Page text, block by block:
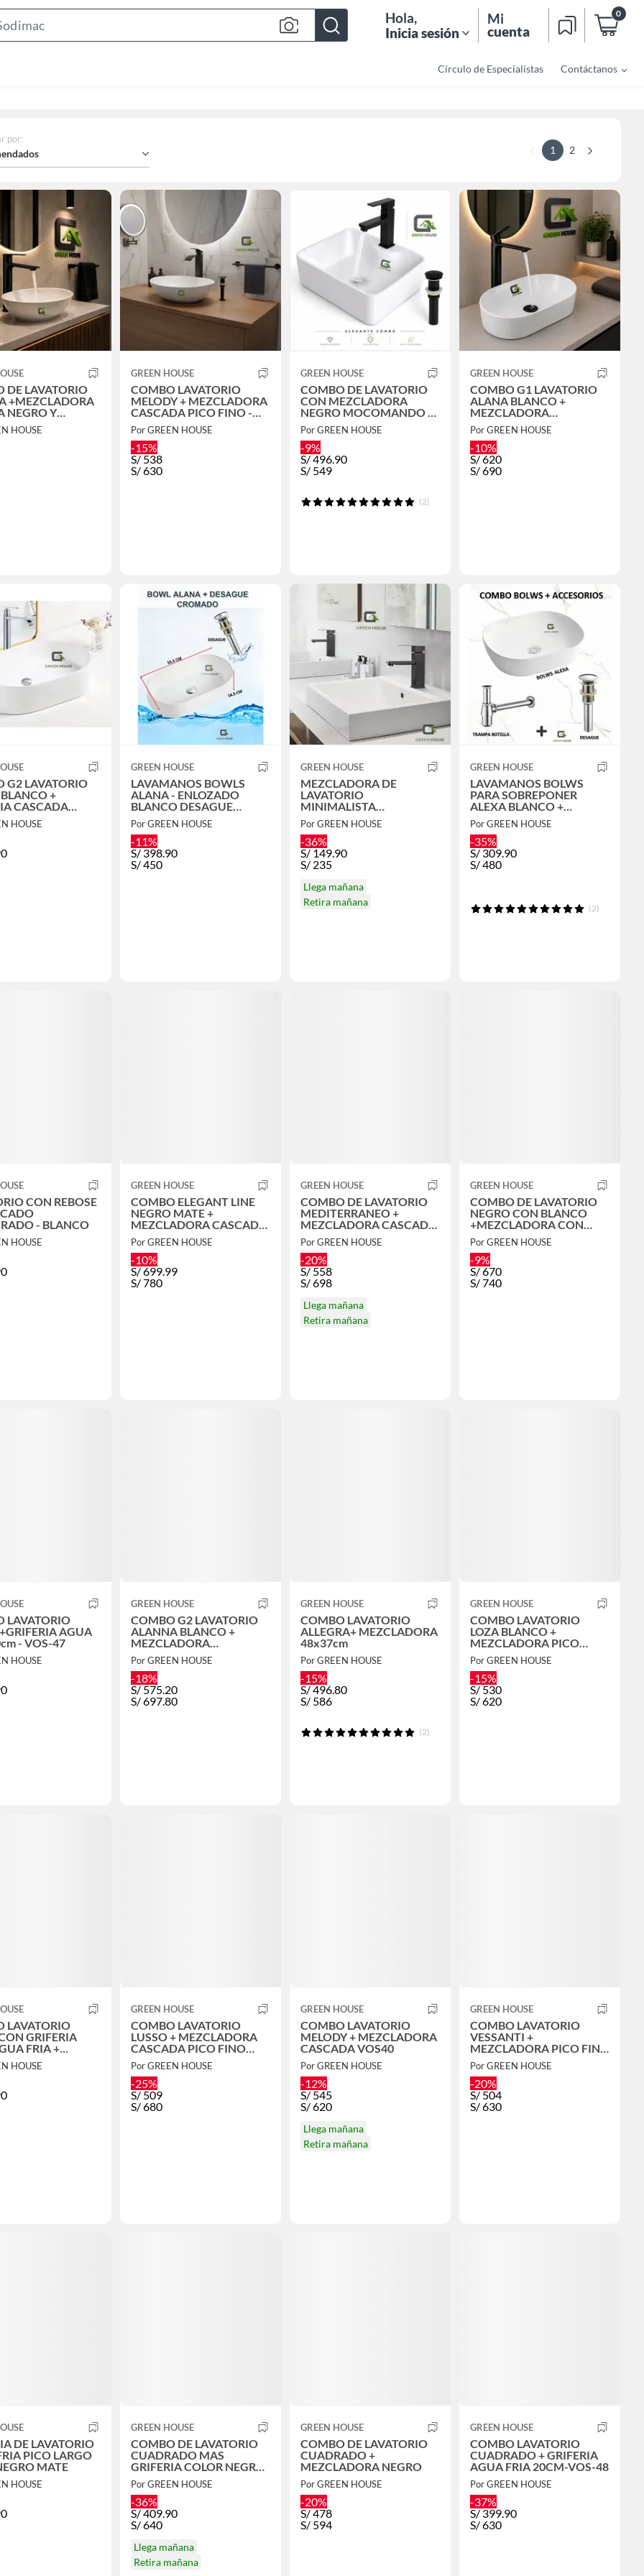
Bar
Hola,
Inicia sesión
Mi
cuenta
0
Círculo de Especialistas Contáctanos
por:
1 2
DE LAVATORIO
+MEZCLADORA
HOUSE
GREEN HOUSE
COMBO LAVATORIO
MELODY + MEZCLADORA
CASCADA PICO FINO -
VOS41
Por GREEN HOUSE
-15%
S/ 538
S/630
GREEN HOUSE
COMBO DE LAVATORIO
CON MEZCLADORA
NEGRO MOCOMANDO Y
DESAGUE
Por GREEN HOUSE
-9%
S/496.90
S/ 549
(2)
GREEN HOUSE
COMBO G1 LAVATORIO
ALANA BLANCO +
MEZCLADORA
MONOMANDO NEGRO
Por GREEN HOUSE
-10%
S/620
S/690
G2 LAVATORIO
CASCADA
HOUSE
GREEN HOUSE
LAVAMANOS BOWLS
ALANA - ENLOZADO
BLANCO DESAGUE
CROMADO
Por GREEN HOUSE
-11%
S/ 398.90
S/450
GREEN HOUSE
MEZCLADORA DE
LAVATORIO
MINIMALISTA
CUADRADO NEGRO
MATE
Por GREEN HOUSE
-36%
S/ 149.90
S/ 235
Llega mañana
Retira mañana
GREEN HOUSE
LAVAMANOS BOLWS
PARA SOBREPONER
ALEXA BLANCO +
ACCESORIOS
Por GREEN HOUSE
-35%
S/ 309.90
S/480
(2)
CON REBOSE
- BLANCO
HOUSE
GREEN HOUSE
COMBO ELEGANT LINE
NEGRO MATE +
MEZCLADORA CASCADA
30Cm PICO FINO
Por GREEN HOUSE
-10%
S/699.99
S/780
GREEN HOUSE
COMBO DE LAVATORIO
MEDITERRANEO +
MEZCLADORA CASCADA
VOS40 NEGRO
Por GREEN HOUSE
-20%
S/ 558
S/698
Llega mañana
Retira mañana
GREEN HOUSE
COMBO DE LAVATORIO
NEGRO CON BLANCO
+MEZCLADORA CON
ACCESORIOS
Por GREEN HOUSE
-9%
S/670
S/740
LAVATORIO
AGUA
- VOS-47
HOUSE
GREEN HOUSE
COMBO G2 LAVATORIO
ALANNA BLANCO +
MEZCLADORA
CUADRADO CROMADO
Por GREEN HOUSE
-18%
S/ 575.20
S/697.80
GREEN HOUSE
COMBO LAVATORIO
ALLEGRA+ MEZCLADORA
48x37cm
Por GREEN HOUSE
-15%
S/496.80
S/ 586
(2)
GREEN HOUSE
COMBO LAVATORIO
LOZA BLANCO +
MEZCLADORA PICO
LARGO + ESPEJO
Por GREEN HOUSE
-15%
S/ 530
S/620
LAVATORIO
GRIFERIA
FRIA +
HOUSE
GREEN HOUSE
COMBO LAVATORIO
LUSSO + MEZCLADORA
CASCADA PICO FINO
20CM VOS43
Por GREEN HOUSE
-25%
S/ 509
S/680
GREEN HOUSE
COMBO LAVATORIO
MELODY + MEZCLADORA
CASCADA VOS40
Por GREEN HOUSE
-12%
S/ 545
S/620
Llega mañana
Retira mañana
GREEN HOUSE
COMBO LAVATORIO
VESSANTI +
MEZCLADORA PICO FINO
DORADO 20CM- VOS45
Por GREEN HOUSE
-20%
S/ 504
S/630
DE LAVATORIO
PICO LARGO
MATE
HOUSE
GREEN HOUSE
COMBO DE LAVATORIO
CUADRADO MAS
GRIFERIA COLOR NEGRO
Y DESAGUE
Por GREEN HOUSE
-36%
S/409.90
S/640
Llega mañana
Retira mañana
GREEN HOUSE
COMBO DE LAVATORIO
CUADRADO +
MEZCLADORA NEGRO
Por GREEN HOUSE
-20%
S/478
S/ 594
GREEN HOUSE
COMBO LAVATORIO
CUADRADO + GRIFERIA
AGUA FRIA 20CM-VOS-48
Por GREEN HOUSE
-37%
S/ 399.90
S/630